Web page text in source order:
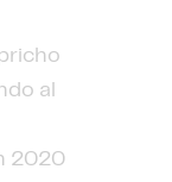
al
2020